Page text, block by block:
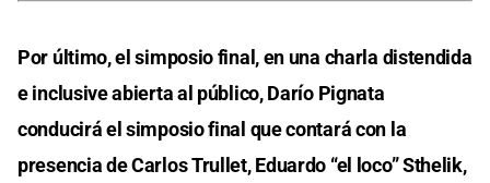
Por último, el simposio final, en una charla distendida
e inclusive abierta al público, Darío Pignata
conducirá el simposio final que contará con la
presencia de Carlos Trullet, Eduardo “el loco” Sthelik,